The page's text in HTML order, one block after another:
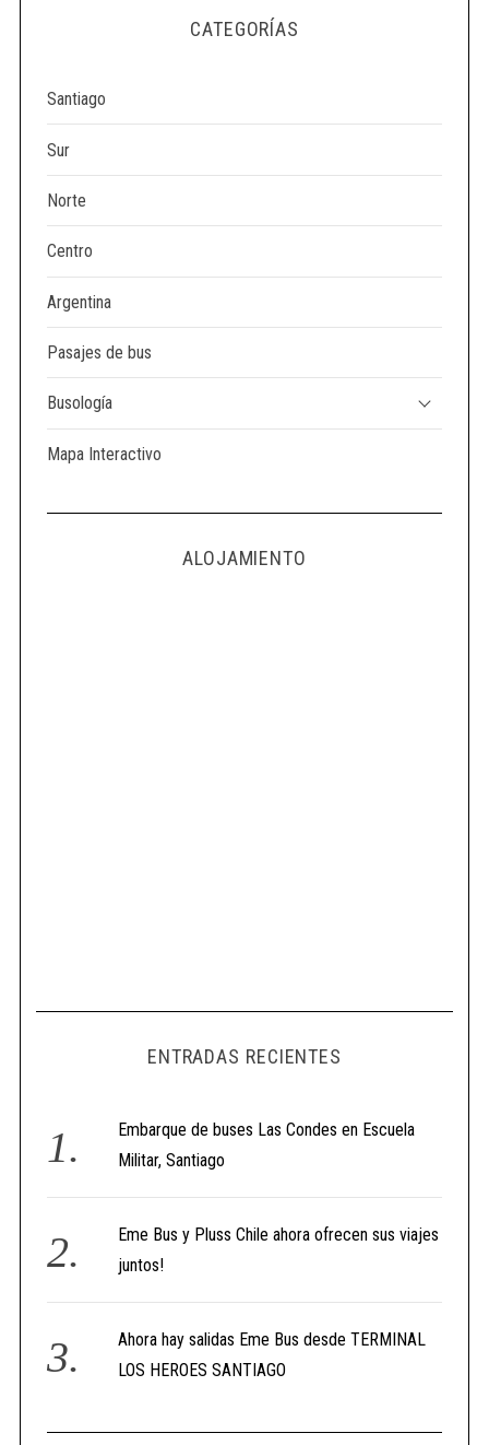
CATEGORÍAS
Santiago
Sur
Norte
Centro
Argentina
Pasajes de bus
Busología
Mapa Interactivo
ALOJAMIENTO
ENTRADAS RECIENTES
Embarque de buses Las Condes en Escuela
Militar, Santiago
Eme Bus y Pluss Chile ahora ofrecen sus viajes
juntos!
Ahora hay salidas Eme Bus desde TERMINAL
LOS HEROES SANTIAGO
h